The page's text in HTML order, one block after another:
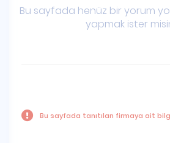
Bu sayfada henüz bir yorum
yapmak ister
Bu sayfada tanıtılan firmaya ait